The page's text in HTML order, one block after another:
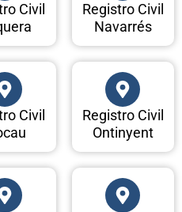
Civil
Registro Civil
Navarrés
Civil
Registro Civil
Ontinyent